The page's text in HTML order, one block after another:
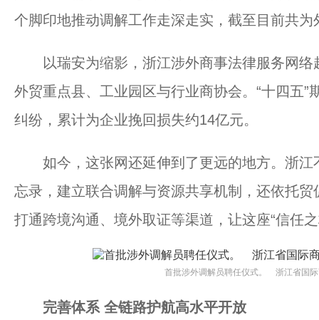
个脚印地推动调解工作走深走实，截至目前共
以瑞安为缩影，浙江涉外商事法律服务网络
外贸重点县、工业园区与行业商协会。“十四五
纠纷，累计为企业挽回损失约14亿元。
如今，这张网还延伸到了更远的地方。浙江
忘录，建立联合调解与资源共享机制，还依托
打通跨境沟通、境外取证等渠道，让这座“信任
首批涉外调解员聘任仪式。 浙江省国
完善体系 全链路护航高水平开放